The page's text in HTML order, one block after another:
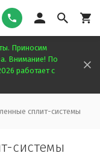
Приносим
Внимание! По
работает с
сплит-системы
системы